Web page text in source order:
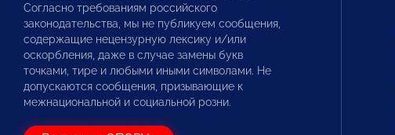
Согласно требованиям российского
законодательства, мы не публикуем сообщения,
содержащие нецензурную лексику и/или
оскорбления, даже в случае замены букв
точками, тире и любыми иными символами. Не
допускаются сообщения, призывающие к
межнациональной и социальной розни.